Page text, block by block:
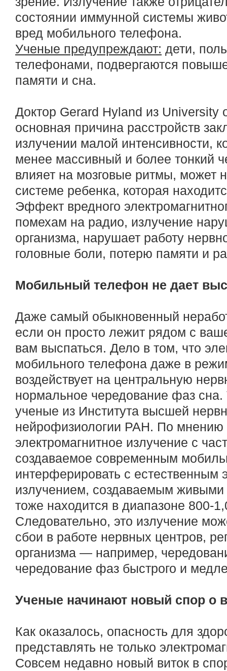
состоянии иммунной системы
вред мобильного телефона.
Ученые предупреждают: дети,
телефонами, подвергаются
памяти и сна.
Доктор Gerard Hyland из University
основная причина расстройств
излучении малой интенсивности,
менее массивный и более тонкий
влияет на мозговые ритмы, может
системе ребенка, которая
Эффект вредного
помехам на радио, излучение
организма, нарушает работу
головные боли, потерю памяти и
Мобильный телефон не дает
Даже самый обыкновенный
если он просто лежит рядом с
вам выспаться. Дело в том, что
мобильного телефона даже в
воздействует на центральную
нормальное чередование фаз сна.
ученые из Института высшей
нейрофизиологии РАН. По мнению
электромагнитное излучение с
создаваемое современным
интерферировать с естественным
излучением, создаваемым живыми
тоже находится в диапазоне 800-
Следовательно, это излучение
сбои в работе нервных центров,
организма — например,
чередование фаз быстрого и
Ученые начинают новый спор о
Как оказалось, опасность для
представлять не только
Совсем недавно новый виток в